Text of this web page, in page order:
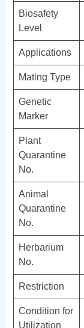
Biosafety
Level
Applications
Mating Type
Genetic
Marker
Plant
Quarantine
No.
Animal
Quarantine
No.
Herbarium
No.
Restriction
Condition for
Utilization